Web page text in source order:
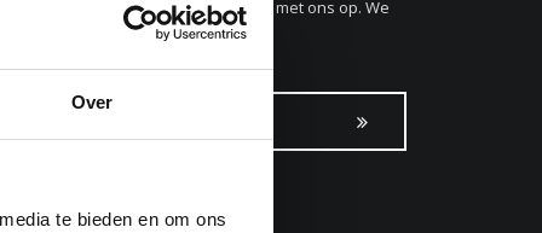
Over
te bieden en om ons
Neem dancontact met ons op. We